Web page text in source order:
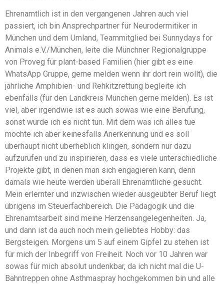
Ehrenamtlich ist in den vergangenen Jahren auch viel
passiert, ich bin Ansprechpartner für Neurodermitiker in
München und dem Umland, Teammitglied bei Sunnydays for
Animals e.V./München, leite die Münchner Regionalgruppe
von Proveg für plant-based Familien (hier gibt es eine
WhatsApp Gruppe, gerne melden wenn ihr dort rein wollt), die
jährliche Amphibien- und Rehkitzrettung begleite ich
ebenfalls (für den Landkreis München gerne melden). Es ist
viel, aber irgendwie ist es auch sowas wie eine Berufung,
sonst würde ich es nicht tun. Mit dem was ich alles tue
möchte ich aber keinesfalls Anerkennung und es soll
überhaupt nicht überheblich klingen, sondern nur dazu
aufzurufen und zu inspirieren, dass es viele unterschiedliche
Projekte gibt, in denen man sich engagieren kann, denn
damals wie heute werden überall Ehrenamtliche gesucht.
Mein erlernter und inzwischen wieder ausgeübter Beruf liegt
übrigens im Steuerfachbereich. Die Pädagogik und die
Ehrenamtsarbeit sind meine Herzensangelegenheiten. Ja,
und dann ist da auch noch mein geliebtes Hobby: das
Bergsteigen. Morgens um 5 auf einem Gipfel zu stehen ist
für mich der Inbegriff von Freiheit. Noch vor 10 Jahren war
sowas für mich absolut undenkbar, da ich nicht mal die U-
Bahntreppen ohne Asthmaspray hochgekommen bin und alle